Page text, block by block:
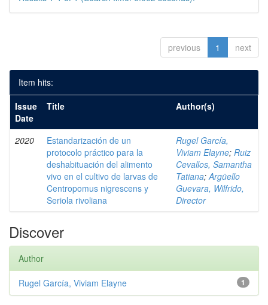
previous 1 next
Item hits:
Issue
Date
Title Author(s)
2020
Estandarización de un
protocolo práctico para la
deshabituación del alimento
vivo en el cultivo de larvas de
Centropomus nigrescens y
Seriola rivoliana
Rugel García,
Viviam Elayne; Ruiz
Cevallos, Samantha
Tatiana;Argüello
Guevara, Wilfrido,
Director
Discover
Author
1
Rugel García, Viviam Elayne